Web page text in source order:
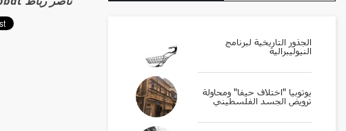
الجذور التاريخية لبرنامج
النيوليبرالية
يوتوبيا "اختلاف حيفا" ومحاولة
ترويض الجسد الفلسطيني